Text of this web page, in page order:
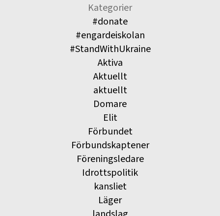
Kategorier
#donate
#engardeiskolan
#StandWithUkraine
Aktiva
Aktuellt
aktuellt
Domare
Elit
Förbundet
Förbundskaptener
Föreningsledare
Idrottspolitik
kansliet
Läger